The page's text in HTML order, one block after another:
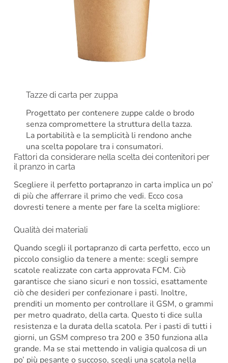
Tazze di carta per zuppa
Progettato per contenere zuppe calde o brodo
senza compromettere la struttura della tazza.
La portabilità e la semplicità li rendono anche
una scelta popolare tra i consumatori.
Fattori da considerare nella scelta dei contenitori per
il pranzo in carta
Scegliere il perfetto portapranzo in carta implica un po’
di più che afferrare il primo che vedi. Ecco cosa
dovresti tenere a mente per fare la scelta migliore:
Qualità dei materiali
Quando scegli il portapranzo di carta perfetto, ecco un
piccolo consiglio da tenere a mente: scegli sempre
scatole realizzate con carta approvata FCM. Ciò
garantisce che siano sicuri e non tossici, esattamente
ciò che desideri per confezionare i pasti. Inoltre,
prenditi un momento per controllare il GSM, o grammi
per metro quadrato, della carta. Questo ti dice sulla
resistenza e la durata della scatola. Per i pasti di tutti i
giorni, un GSM compreso tra 200 e 350 funziona alla
grande. Ma se stai mettendo in valigia qualcosa di un
po’ più pesante o succoso, scegli una scatola nella